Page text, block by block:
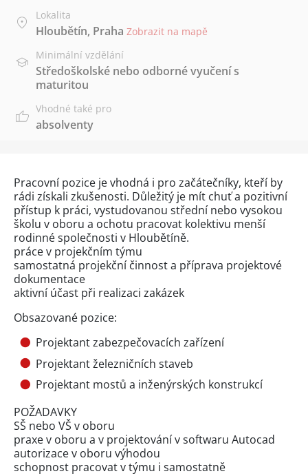
Lokalita
Hloubětín, Praha Zobrazit na mapě
Minimální vzdělání
Středoškolské nebo odborné vyučení s
maturitou
Vhodné také pro
absolventy
Pracovní pozice je vhodná i pro začátečníky, kteří by
rádi získali zkušenosti. Důležitý je mít chuť a pozitivní
přístup k práci, vystudovanou střední nebo vysokou
školu v oboru a ochotu pracovat kolektivu menší
rodinné společnosti v Hloubětíně.
práce v projekčním týmu
samostatná projekční činnost a příprava projektové
dokumentace
aktivní účast při realizaci zakázek
Obsazované pozice:
Projektant zabezpečovacích zařízení
Projektant železničních staveb
Projektant mostů a inženýrských konstrukcí
POŽADAVKY
SŠ nebo VŠ v oboru
praxe v oboru a v projektování v softwaru Autocad
autorizace v oboru výhodou
schopnost pracovat v týmu i samostatně